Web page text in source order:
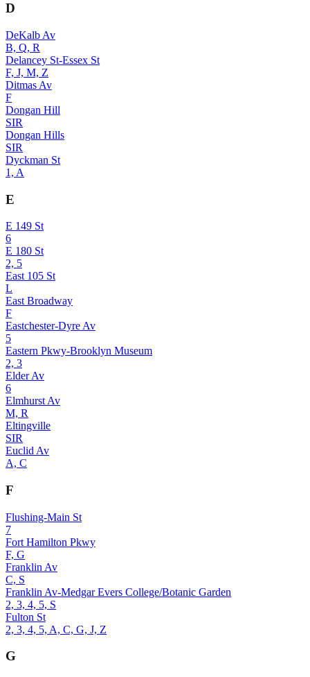
D
DeKalb Av
B, Q, R
Delancey St-Essex St
F, J, M, Z
Ditmas Av
F
Dongan Hill
SIR
Dongan Hills
SIR
Dyckman St
1, A
E
E 149 St
6
E 180 St
2, 5
East 105 St
L
East Broadway
F
Eastchester-Dyre Av
5
Eastern Pkwy-Brooklyn Museum
2, 3
Elder Av
6
Elmhurst Av
M, R
Eltingville
SIR
Euclid Av
A, C
F
Flushing-Main St
7
Fort Hamilton Pkwy
F, G
Franklin Av
C, S
Franklin Av-Medgar Evers College/Botanic Garden
2, 3, 4, 5, S
Fulton St
2, 3, 4, 5, A, C, G, J, Z
G